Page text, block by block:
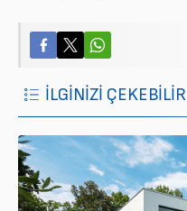
İLGİNİZİ ÇEKEBİLİR